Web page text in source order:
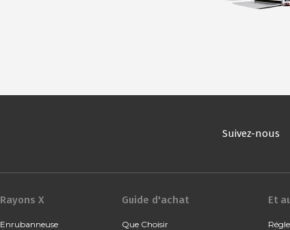
Suivez-nous
Rayons X
Enrubanneuse
Guide d'achat
Que Choisir
Et